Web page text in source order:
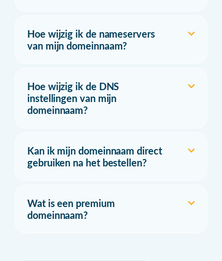
Hoe wijzig ik de nameservers
van mijn domeinnaam?
Hoe wijzig ik de DNS
instellingen van mijn
domeinnaam?
Kan ik mijn domeinnaam direct
gebruiken na het bestellen?
Wat is een premium
domeinnaam?